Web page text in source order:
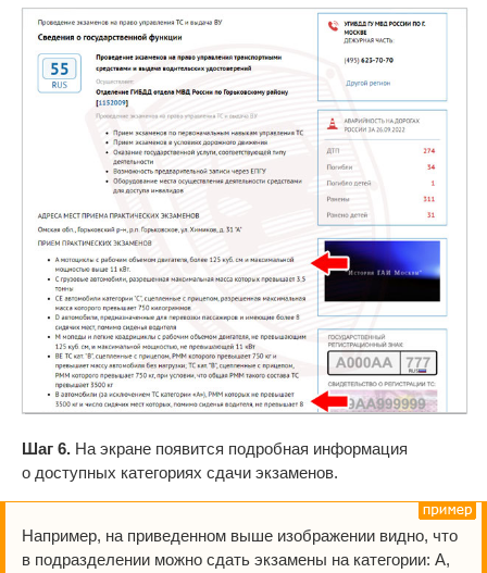
Шаг 6. На экране появится подробная информация
о доступных категориях сдачи экзаменов.
Например, на приведенном выше изображении видно, что
в подразделении можно сдать экзамены на категории: A,